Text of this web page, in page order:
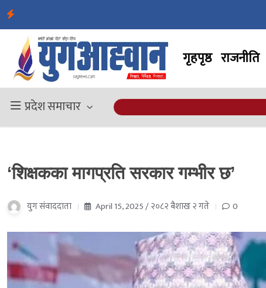
गृहपृष्ठ राजनीति
प्रदेश समाचार
‘शिक्षकका मागप्रति सरकार गम्भीर छ’
युग संवाददाता April 15, 2025 / २०८२ बैशाख २ गते 0